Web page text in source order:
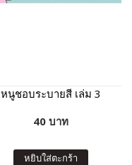
หนูชอบระบายสี เล่ม 3
40 บาท
หยิบใส่ตะกร้า